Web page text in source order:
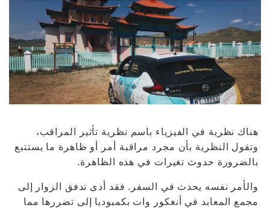
هناك نظرية في الفيزياء باسم نظرية تأثير المراقب،
وتقول النظرية بأن مجرد مراقبة أمر أو ظاهرة ما يستتبع
بالضرورة حدوث تغيرات في هذه الظاهرة.
والأمر نفسه يحدث في السفر. فقد أدى تدفق الزوار إلى
مجمع المعابد في أنغكور وات بكمبوديا إلى تضررها مما